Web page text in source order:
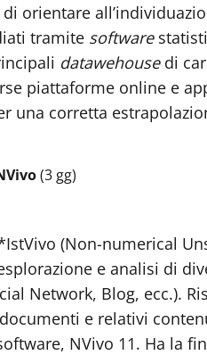
orientare
tramite software
datawehousedi
piattaforme online e
una corretta
(3 gg)
(Non-numerical
e analisi di
Network, Blog, ecc.).
e relativi
NVivo 11. Ha la